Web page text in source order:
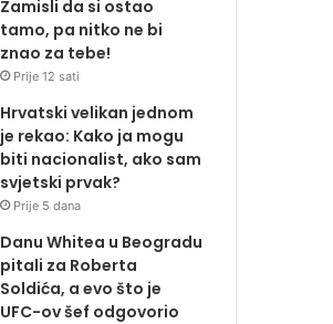
Zamisli da si ostao
tamo, pa nitko ne bi
znao za tebe!
Prije 12 sati
Hrvatski velikan jednom
je rekao: Kako ja mogu
biti nacionalist, ako sam
svjetski prvak?
Prije 5 dana
Danu Whitea u Beogradu
pitali za Roberta
Soldića, a evo što je
UFC-ov šef odgovorio